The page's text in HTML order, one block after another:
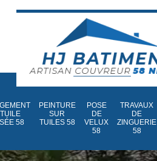
58
PEINTURE
SUR
TUILES 58
POSE
DE
VELUX
58
TRAVAUX
DE
ZINGUERIE
58